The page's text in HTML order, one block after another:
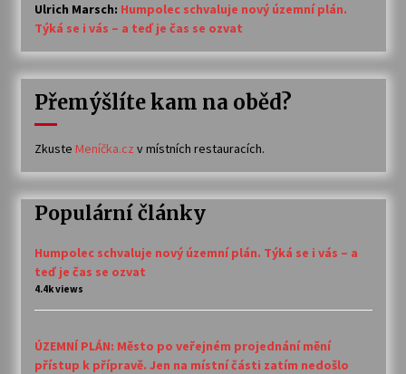
Ulrich Marsch: Humpolec schvaluje nový územní plán.
Týká se i vás – a teď je čas se ozvat
Přemýšlíte kam na oběd?
Zkuste Meníčka.cz v místních restauracích.
Populární články
Humpolec schvaluje nový územní plán. Týká se i vás – a
teď je čas se ozvat
4.4k views
ÚZEMNÍ PLÁN: Město po veřejném projednání mění
přístup k přípravě. Jen na místní části zatím nedošlo